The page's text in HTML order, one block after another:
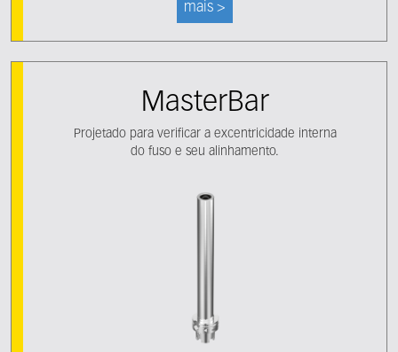
mais >
MasterBar
Projetado para verificar a excentricidade interna
do fuso e seu alinhamento.